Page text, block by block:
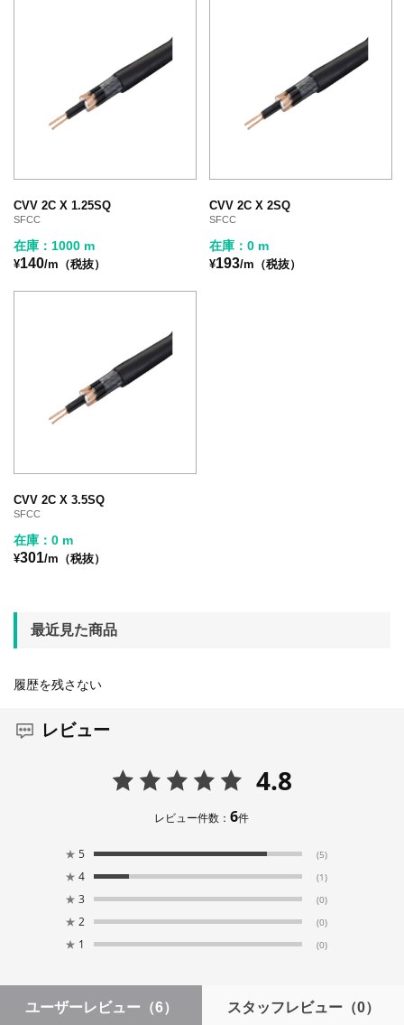
CVV 2C X 1.25SQ
SFCC
在庫：1000 m
¥140/m（税抜）
CVV 2C X 2SQ
SFCC
在庫：0 m
¥193/m（税抜）
CVV 2C X 3.5SQ
SFCC
在庫：0 m
¥301/m（税抜）
最近見た商品
履歴を残さない
レビュー
4.8
レビュー件数：6件
★ 5 (5)
★ 4 (1)
★ 3 (0)
★ 2 (0)
★ 1 (0)
ユーザーレビュー （6） スタッフレビュー（0）